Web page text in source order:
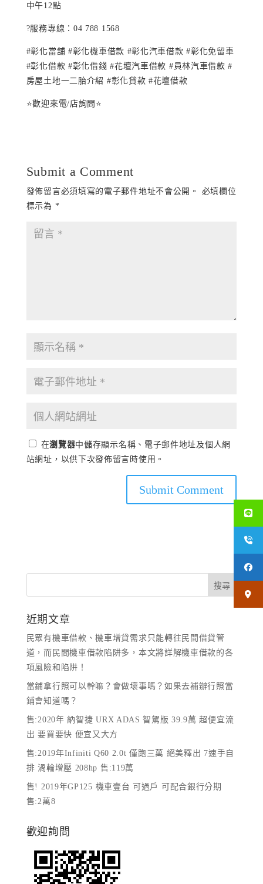
中午12點
?服務專線：04 788 1568
#彰化當舖 #彰化機車借款 #彰化汽車借款 #彰化免留車
#彰化借款 #彰化借錢 #花壇汽車借款 #員林汽車借款 #
房屋土地一二胎介紹 #彰化貸款 #花壇借款
⭐️歡迎來電/店詢問⭐️
Submit a Comment
發佈留言必須填寫的電子郵件地址不會公開。
必填欄位
標示為 *
在瀏覽器中儲存顯示名稱、電子郵件地址及個人網
站網址，以供下次發佈留言時使用。
近期文章
民眾有機車借款、機車增貸需求只能轉往民間借貸管
道，而民間機車借款陷阱多，本文將詳解機車借款的各
項風險和陷阱！
當鋪拿行照可以幹嘛？會做壞事嗎？如果去補辦行照當
鋪會知道嗎？
售:2020年 納智捷 URX ADAS 智駕版 39.9萬 超便宜流
出 要買要快 便宜又大方
售:2019年Infiniti Q60 2.0t 僅跑三萬 絕美釋出 7速手自
排 渦輪增壓 208hp 售:119萬
售! 2019年GP125 機車壹台 可過戶 可配合銀行分期
售:2萬8
歡迎詢問